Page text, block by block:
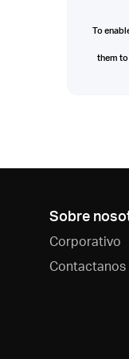
To
them
Sobre
Corporativo
Contactanos